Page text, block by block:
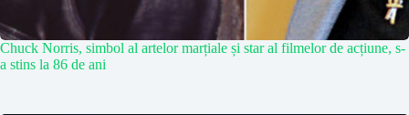
Chuck Norris, simbol al artelor marțiale și star al filmelor de acțiune, s-
a stins la 86 de ani